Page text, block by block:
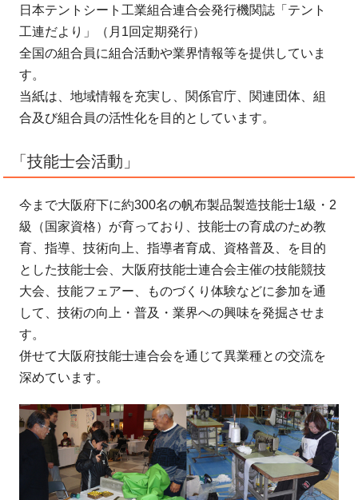
日本テントシート工業組合連合会発行機関誌「テント
工連だより」（月1回定期発行）
全国の組合員に組合活動や業界情報等を提供していま
す。
当紙は、地域情報を充実し、関係官庁、関連団体、組
合及び組合員の活性化を目的としています。
「技能士会活動」
今まで大阪府下に約300名の帆布製品製造技能士1級・2
級（国家資格）が育っており、技能士の育成のため教
育、指導、技術向上、指導者育成、資格普及、を目的
とした技能士会、大阪府技能士連合会主催の技能競技
大会、技能フェアー、ものづくり体験などに参加を通
して、技術の向上・普及・業界への興味を発掘させま
す。
併せて大阪府技能士連合会を通じて異業種との交流を
深めています。